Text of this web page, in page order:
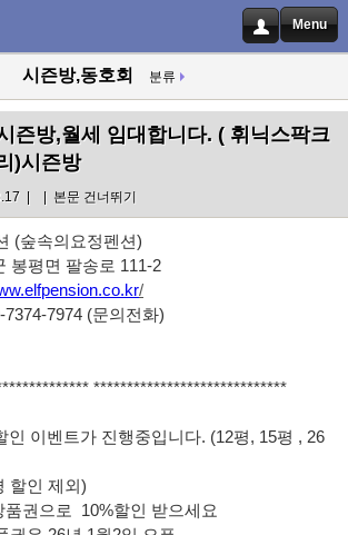
Menu
시즌방,동호회 분류
즌방,월세 임대합니다. ( 휘닉스팍크
)시즌방
| | 본문 건너뛰기
(숲속의요정펜션)
봉평면 팔송로 111-2
/
7974 (문의전화)
*****************************
벤트가 진행중입니다. (12평, 15평 , 26
인 제외)
로 10%할인 받으세요